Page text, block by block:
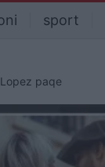
sport
paqe